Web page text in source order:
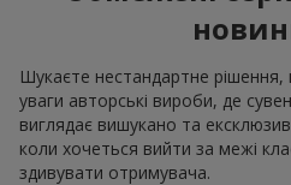
Шукаєте нестандартне
уваги авторські вироби, де
виглядає вишукано та
коли хочеться вийти за межі
здивувати отримувача.